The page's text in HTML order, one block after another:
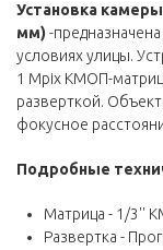
Установка
мм) -
условиях улицы.
1 Mpix КМОП-
разверткой.
фокусное
Подробные
Матрица - 1/3''
Развертка -